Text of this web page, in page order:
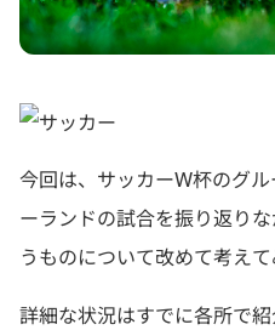
今回は、サッカーW杯のグ
ーランドの試合を振り返り
うものについて改めて考えて
詳細な状況はすでに各所で